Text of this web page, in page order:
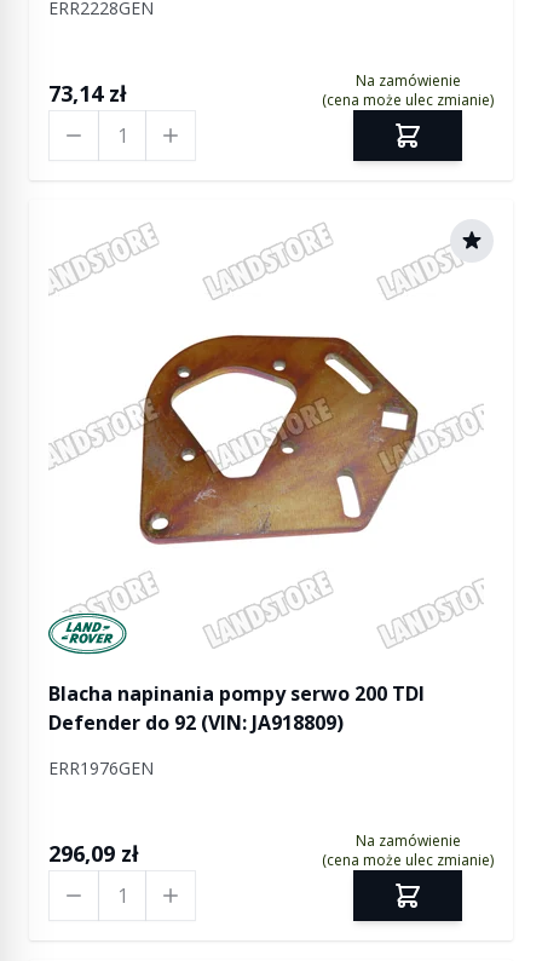
ERR2228GEN
73,14 zł
Na zamówienie
(cena może ulec zmianie)
Manufactured by Land rover
Blacha napinania pompy serwo 200 TDI
Defender do 92 (VIN: JA918809)
ERR1976GEN
296,09 zł
Na zamówienie
(cena może ulec zmianie)